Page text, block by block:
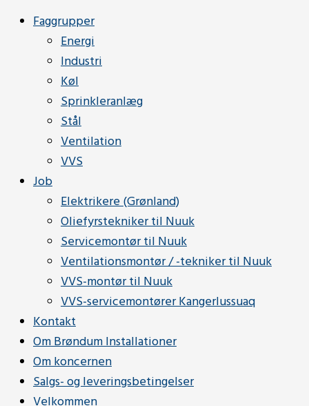
Faggrupper
Energi
Industri
Køl
Sprinkleranlæg
Stål
Ventilation
VVS
Job
Elektrikere (Grønland)
Oliefyrstekniker til Nuuk
Servicemontør til Nuuk
Ventilationsmontør / -tekniker til Nuuk
VVS-montør til Nuuk
VVS-servicemontører Kangerlussuaq
Kontakt
Om Brøndum Installationer
Om koncernen
Salgs- og leveringsbetingelser